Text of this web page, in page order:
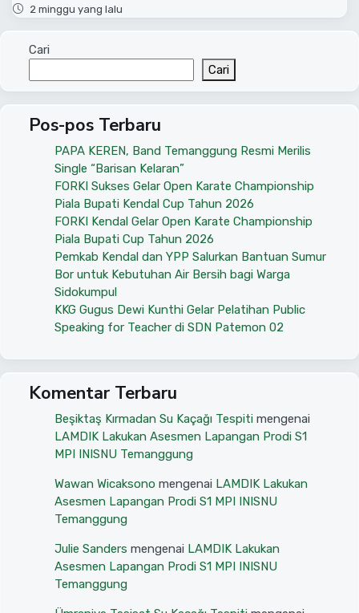
2 minggu yang lalu
Cari
Cari
Pos-pos Terbaru
PAPA KEREN, Band Temanggung Resmi Merilis
Single “Barisan Kelaran”
FORKI Sukses Gelar Open Karate Championship
Piala Bupati Kendal Cup Tahun 2026
FORKI Kendal Gelar Open Karate Championship
Piala Bupati Cup Tahun 2026
Pemkab Kendal dan YPP Salurkan Bantuan Sumur
Bor untuk Kebutuhan Air Bersih bagi Warga
Sidokumpul
KKG Gugus Dewi Kunthi Gelar Pelatihan Public
Speaking for Teacher di SDN Patemon 02
Komentar Terbaru
Beşiktaş Kırmadan Su Kaçağı Tespiti mengenai
LAMDIK Lakukan Asesmen Lapangan Prodi S1
MPI INISNU Temanggung
Wawan Wicaksono mengenai LAMDIK Lakukan
Asesmen Lapangan Prodi S1 MPI INISNU
Temanggung
Julie Sanders mengenai LAMDIK Lakukan
Asesmen Lapangan Prodi S1 MPI INISNU
Temanggung